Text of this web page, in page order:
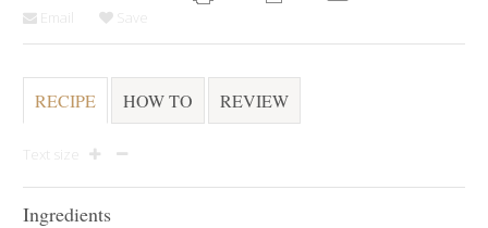
Email Save
RECIPE HOW TO REVIEW
Text size
Ingredients